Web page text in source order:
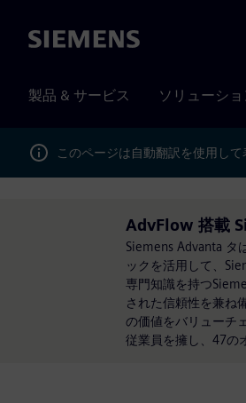
Siemens
製品 & サービス ソリューショ
このページは自動翻訳を使用して
AdvFlow 搭載
Siemens Advanta タ
ックを活用して、
専門知識を持つ
された信頼性を兼ね
の価値をバリューチ
従業員を擁し、47の